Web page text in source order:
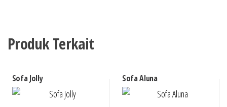
Produk Terkait
Sofa Jolly Sofa Aluna